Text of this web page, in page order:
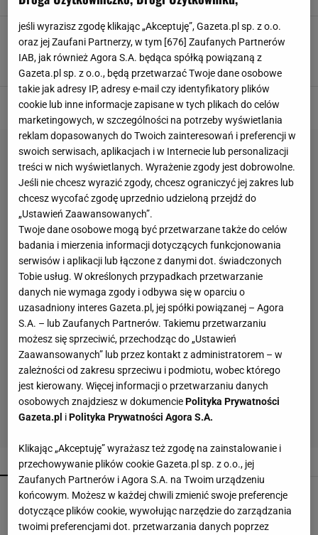
Nie trać czasu na koszenie trawy. Coraz więcej
osób stawia na sprzęt, który zrobi to za ciebie
ROBOT KOSZĄCY ROBOT KOSZĄCY TRAWNIK ROBOTY KOSZĄCE
POPULARNE NAJNOWSZE
Malinowe baleriny to nowy trend na jesień 2026.
CCC ma je w niskiej cenie
jeśli wyrazisz zgodę klikając „Akceptuję”, Gazeta.pl sp. z o.o.
oraz jej Zaufani Partnerzy, w tym [676] Zaufanych Partnerów
IAB, jak również Agora S.A. będąca spółką powiązaną z
Gazeta.pl sp. z o.o., będą przetwarzać Twoje dane osobowe
takie jak adresy IP, adresy e-mail czy identyfikatory plików
cookie lub inne informacje zapisane w tych plikach do celów
marketingowych, w szczególności na potrzeby wyświetlania
reklam dopasowanych do Twoich zainteresowań i preferencji w
swoich serwisach, aplikacjach i w Internecie lub personalizacji
treści w nich wyświetlanych. Wyrażenie zgody jest dobrowolne.
Jeśli nie chcesz wyrazić zgody, chcesz ograniczyć jej zakres lub
chcesz wycofać zgodę uprzednio udzieloną przejdź do
„Ustawień Zaawansowanych”.
Twoje dane osobowe mogą być przetwarzane także do celów
badania i mierzenia informacji dotyczących funkcjonowania
serwisów i aplikacji lub łączone z danymi dot. świadczonych
Tobie usług. W określonych przypadkach przetwarzanie
danych nie wymaga zgody i odbywa się w oparciu o
uzasadniony interes Gazeta.pl, jej spółki powiązanej – Agora
S.A. – lub Zaufanych Partnerów. Takiemu przetwarzaniu
możesz się sprzeciwić, przechodząc do „Ustawień
Zaawansowanych” lub przez kontakt z administratorem – w
zależności od zakresu sprzeciwu i podmiotu, wobec którego
jest kierowany. Więcej informacji o przetwarzaniu danych
osobowych znajdziesz w dokumenciePolityka Prywatności
Gazeta.pl iPolityka Prywatności Agora S.A.
Klikając „Akceptuję” wyrażasz też zgodę na zainstalowanie i
przechowywanie plików cookie Gazeta.pl sp. z o.o., jej
Zaufanych Partnerów i Agora S.A. na Twoim urządzeniu
końcowym. Możesz w każdej chwili zmienić swoje preferencje
dotyczące plików cookie, wywołując narzędzie do zarządzania
twoimi preferencjami dot. przetwarzania danych poprzez